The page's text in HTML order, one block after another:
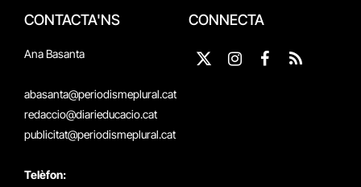
CONTACTA'NS
Ana Basanta
abasanta@periodismeplural.cat
redaccio@diarieducacio.cat
publicitat@periodismeplural.cat
Telèfon:
CONNECTA
X
Instagram
Facebook
RSS